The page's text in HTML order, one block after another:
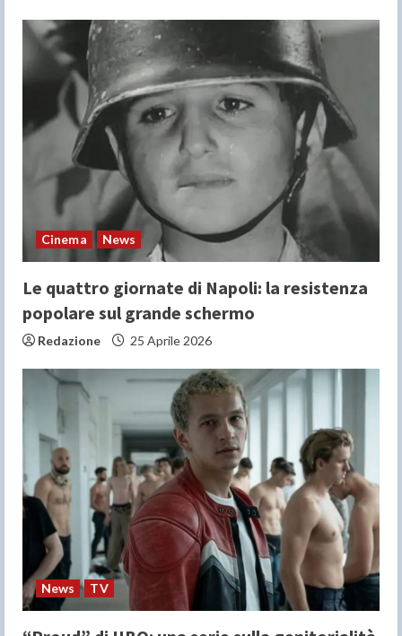
Cinema News
Le quattro giornate di Napoli: la resistenza
popolare sul grande schermo
Redazione 25 Aprile 2026
News TV